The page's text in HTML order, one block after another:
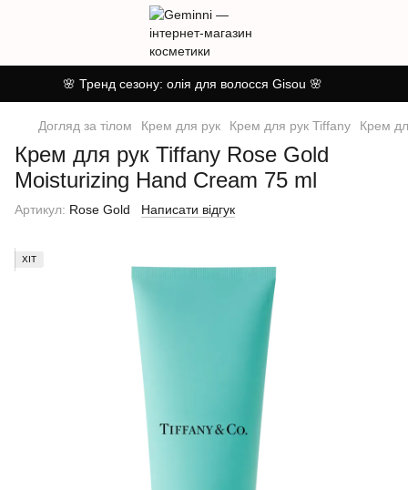
🌸 Тренд сезону: олія для волосся Gisou 🌸
Догляд за тілом Крем для рук Крем для рук Tiffany Крем
Крем для рук Tiffany Rose Gold
Moisturizing Hand Cream 75 ml
Артикул: Rose Gold Написати відгук
ХІТ